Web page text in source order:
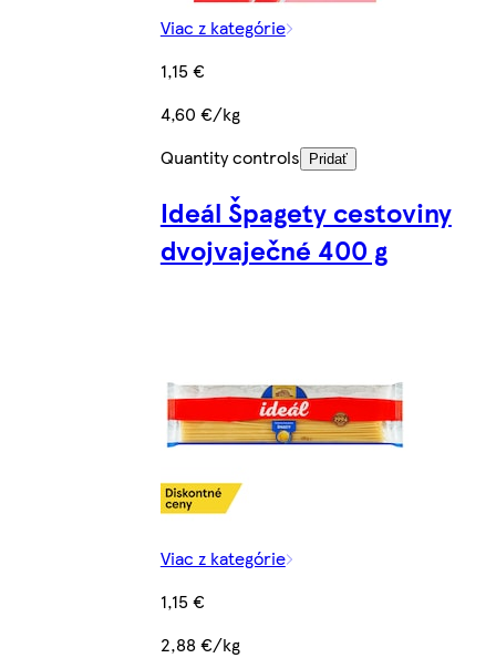
Viac z kategórie
1,15 €
4,60 €/kg
Quantity controls
Pridať
Ideál Špagety cestoviny
dvojvaječné 400 g
Viac z kategórie
1,15 €
2,88 €/kg